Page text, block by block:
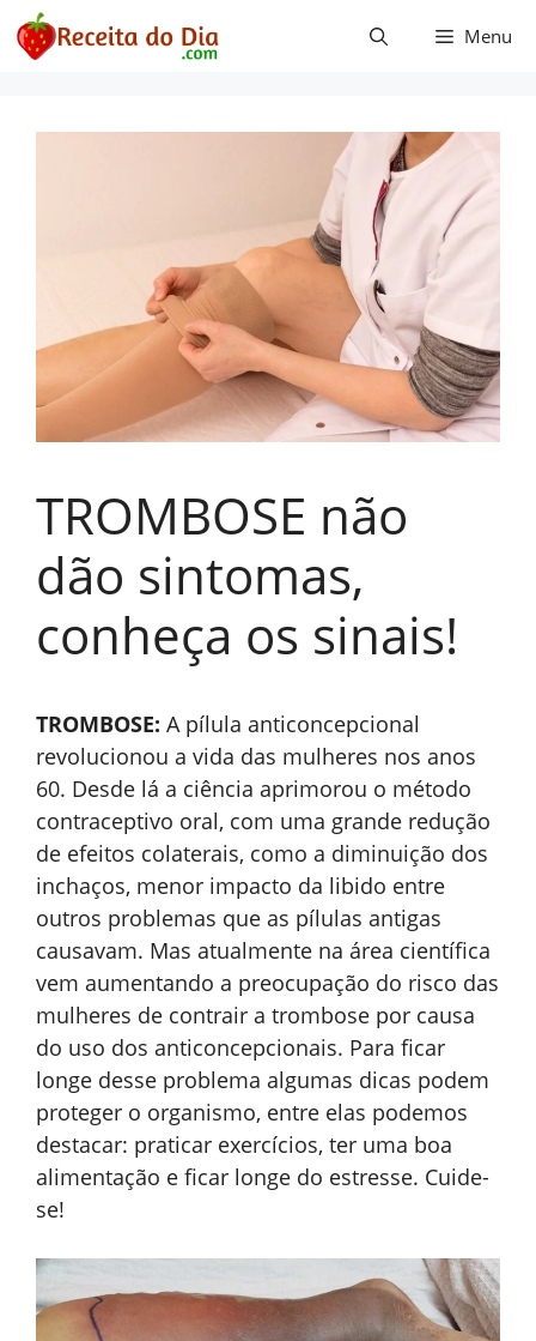
Pular
para
Menu
TROMBOSE não
dão sintomas,
conheça os sinais!
TROMBOSE: A pílula anticoncepcional
revolucionou a vida das mulheres nos anos
60. Desde lá a ciência aprimorou o método
contraceptivo oral, com uma grande redução
de efeitos colaterais, como a diminuição dos
inchaços, menor impacto da libido entre
outros problemas que as pílulas antigas
causavam. Mas atualmente na área científica
vem aumentando a preocupação do risco das
mulheres de contrair a trombose por causa
do uso dos anticoncepcionais. Para ficar
longe desse problema algumas dicas podem
proteger o organismo, entre elas podemos
destacar: praticar exercícios, ter uma boa
alimentação e ficar longe do estresse. Cuide-
se!